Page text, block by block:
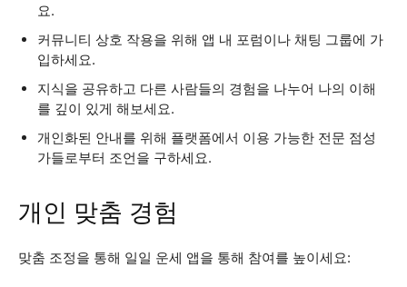
요.
커뮤니티 상호 작용을 위해 앱 내 포럼이나 채팅 그룹에 가
입하세요.
지식을 공유하고 다른 사람들의 경험을 나누어 나의 이해
를 깊이 있게 해보세요.
개인화된 안내를 위해 플랫폼에서 이용 가능한 전문 점성
가들로부터 조언을 구하세요.
개인 맞춤 경험
맞춤 조정을 통해 일일 운세 앱을 통해 참여를 높이세요: